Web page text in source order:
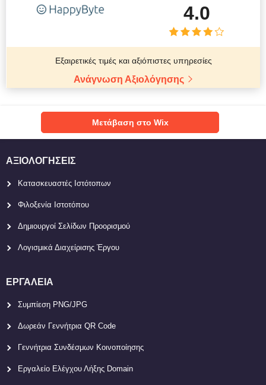
4.0
Εξαιρετικές τιμές και αξιόπιστες υπηρεσίες
Ανάγνωση Αξιολόγησης
Μετάβαση στο Wix
ΑΞΙΟΛΟΓΉΣΕΙΣ
Κατασκευαστές Ιστότοπων
Φιλοξενία Ιστοτόπου
Δημιουργοί Σελίδων Προορισμού
Λογισμικά Διαχείρισης Έργου
ΕΡΓΑΛΕΊΑ
Συμπίεση PNG/JPG
Δωρεάν Γεννήτρια QR Code
Γεννήτρια Συνδέσμων Κοινοποίησης
Εργαλείο Ελέγχου Λήξης Domain